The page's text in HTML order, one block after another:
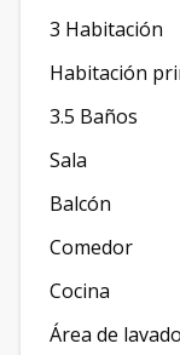
3 Habitación
Habitación
3.5 Baños
Sala
Balcón
Comedor
Cocina
Área de lavado